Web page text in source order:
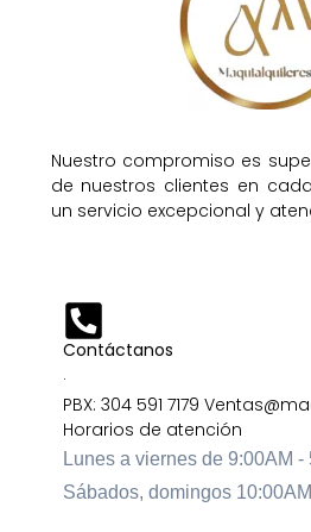
Nuestro compromiso es
de nuestros clientes en
un servicio excepcional y
Contáctanos
·
PBX: 304 591 7179
Horarios de atención
Lunes a viernes de 9:00AM -
Sábados, domingos